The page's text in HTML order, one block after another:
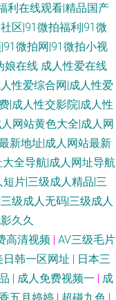
利在线观看|精品国产
区|91微拍福利|91微
微拍网|91微拍小视
娘在线 成人性爱在线
性爱综合网|成人性爱
|成人性交影院|成人性
网站黄色大全|成人网
新地址|成人网站最新
全导航|成人网址导航
片|三级成人精品|三
级成人无码|三级成人
久久
高清视频 | AV三级毛片
日韩一区网址 | 日本三
| 成人免费视频一 | 成